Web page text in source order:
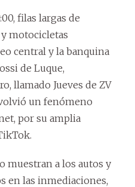
filas largas de
motocicletas
central y la banquina
de Luque,
llamado Jueves de ZV
un fenómeno
por su amplia
muestran a los autos y
en las inmediaciones,